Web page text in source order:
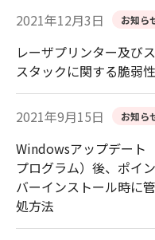
2021年12月3日 お知ら
レーザプリンター及び
スタックに関する脆弱
2021年9月15日 お知ら
Windowsアップデート
プログラム）後、ポイ
バーインストール時に
処方法